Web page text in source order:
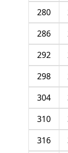
280
286
292
298
304
310
316